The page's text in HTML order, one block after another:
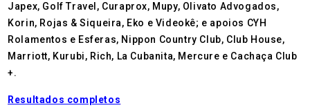
Japex, Golf Travel, Curaprox, Mupy, Olivato Advogados,
Korin, Rojas & Siqueira, Eko e Videokê; e apoios CYH
Rolamentos e Esferas, Nippon Country Club, Club House,
Marriott, Kurubi, Rich, La Cubanita, Mercure e Cachaça Club
+.
Resultados completos